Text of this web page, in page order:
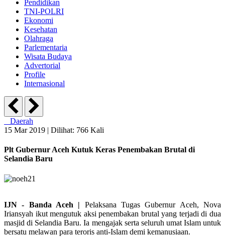
Pendidikan
TNI-POLRI
Ekonomi
Kesehatan
Olahraga
Parlementaria
Wisata Budaya
Advertorial
Profile
Internasional
Daerah
15 Mar 2019 | Dilihat: 766 Kali
Plt Gubernur Aceh Kutuk Keras Penembakan Brutal di
Selandia Baru
IJN - Banda Aceh | Pelaksana Tugas Gubernur Aceh, Nova
Iriansyah ikut mengutuk aksi penembakan brutal yang terjadi di dua
masjid di Selandia Baru. Ia mengajak serta seluruh umat Islam untuk
bersatu melawan para teroris anti-Islam demi kemanusiaan.